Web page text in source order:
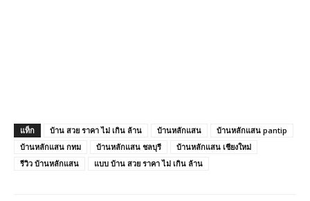
แท็ก บ้าน สวย ราคา ไม่ เกิน ล้าน บ้านหลักแสน
บ้านหลักแสน pantip
บ้านหลักแสน กทม
บ้านหลักแสน ชลบุรี
บ้านหลักแสน เชียงใหม่
รีวิว บ้านหลักแสน
แบบ บ้าน สวย ราคา ไม่ เกิน ล้าน